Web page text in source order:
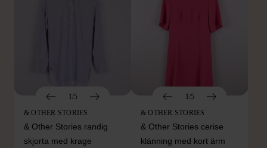
1/5
& OTHER STORIES
& Other Stories randig
skjorta med krage
1/5
& OTHER STORIES
& Other Stories cerise
klänning med kort ärm